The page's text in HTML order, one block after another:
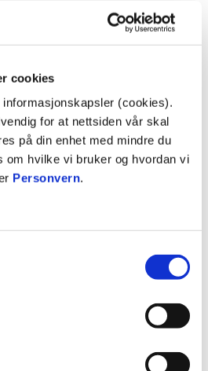
cookies
(cookies).
for at nettsiden vår skal
på din enhet med mindre du
om hvilke vi bruker og hvordan vi
Personvern.
seg hva Sogndal-trener
i hvilen, men hva enn
Oddere heiv seg etter, ender
minutter senere vaker
praktfull dobbelredning, men
satte hjemmelaget 2-1.
ikke fornøyde med å ligge
tilbake inn i kampen. Etter
sovner Sogndal
og inn. Det står 2-2 etter
men flere mål skulle det
mot nærmeste stolpe som